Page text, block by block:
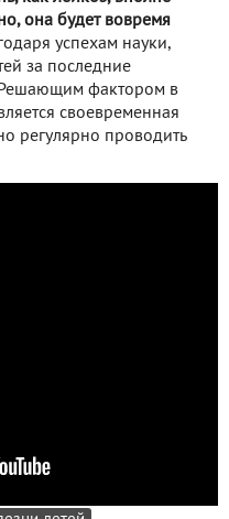
она будет вовремя
успехам науки,
за последние
Решающим фактором в
своевременная
регулярно проводить